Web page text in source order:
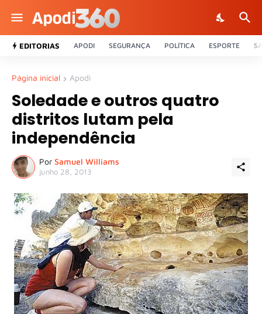
EDITORIAS APODI SEGURANÇA POLÍTICA ESPORTE
Página inicial Apodi
Soledade e outros quatro
distritos lutam pela
independência
Por Samuel Williams
junho 28, 2013